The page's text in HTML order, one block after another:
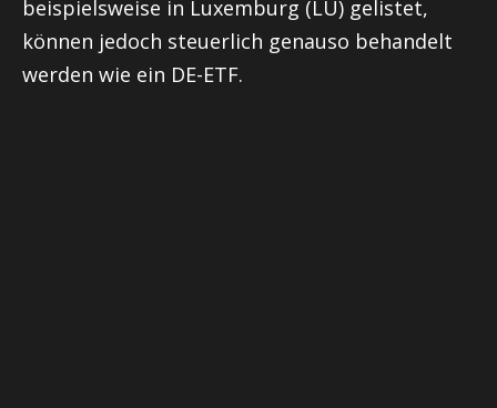
beispielsweise in Luxemburg (LU) gelistet,
können jedoch steuerlich genauso behandelt
werden wie ein DE-ETF.